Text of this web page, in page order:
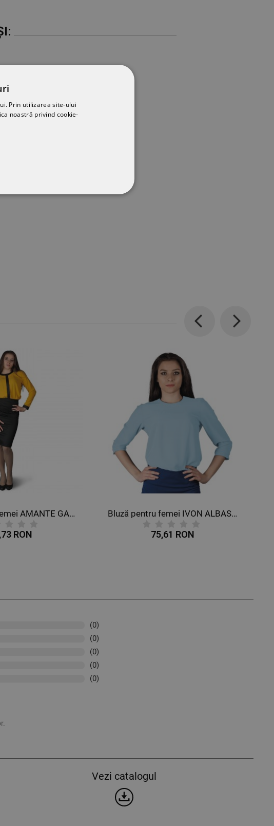
Previous
Bluză pentru femei AMANTE GALBEN
RON
Bluză pentru femei IVON ALBASTRU DESCHIS
75,61 RON
Next
(0)
(0)
(0)
(0)
(0)
Vezi catalogul
Prin utilizarea site-ului
noastră privind cookie-